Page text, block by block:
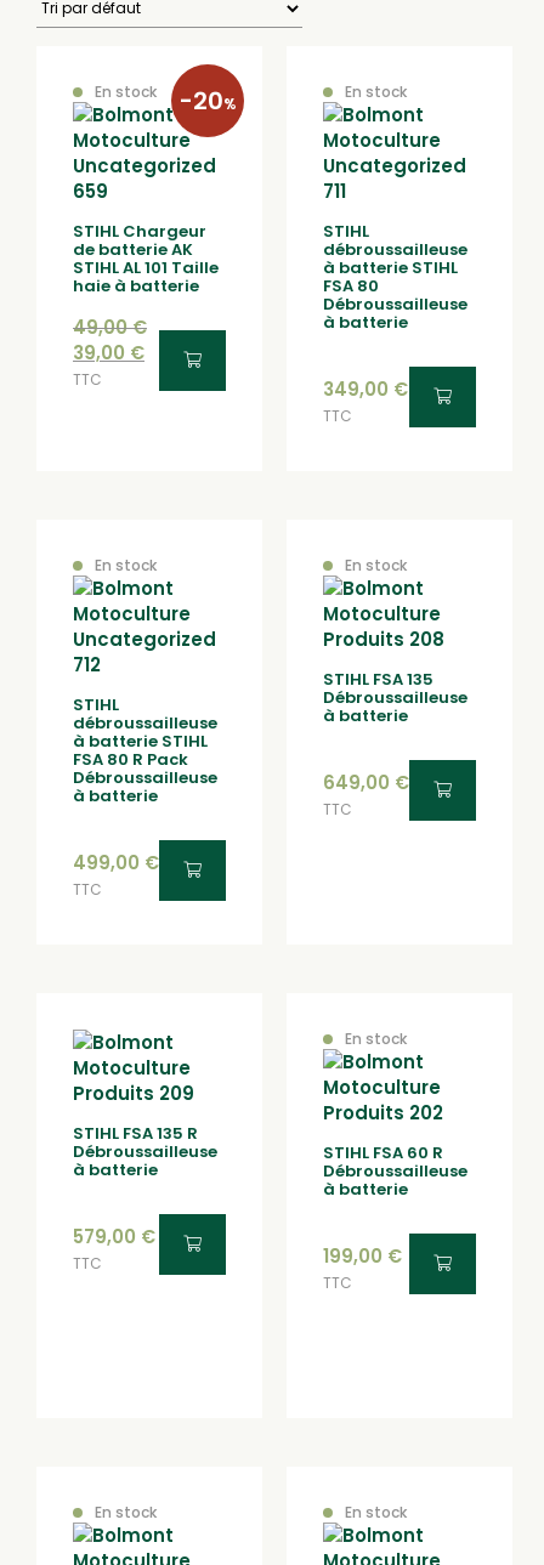
En stock
STIHL Chargeur
de batterie AK
STIHL AL 101 Taille
haie à batterie
49,00€
39,00 €
TTC
-20%
En stock
STIHL
débroussailleuse
à batterie STIHL
FSA 80
Débroussailleuse
à batterie
349,00 €
TTC
En stock
STIHL
débroussailleuse
à batterie STIHL
FSA 80 R Pack
Débroussailleuse
à batterie
499,00 €
TTC
En stock
STIHL FSA 135
Débroussailleuse
à batterie
649,00 €
TTC
STIHL FSA 135 R
Débroussailleuse
à batterie
579,00 €
TTC
En stock
STIHL FSA 60 R
Débroussailleuse
à batterie
199,00 €
TTC
En stock En stock